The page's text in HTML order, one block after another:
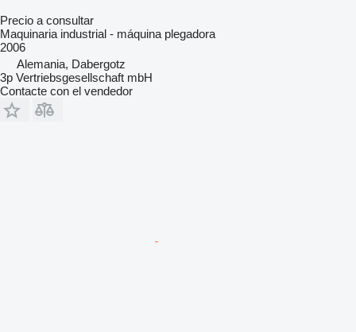
Precio a consultar
Maquinaria industrial - máquina plegadora
2006
Alemania, Dabergotz
3p Vertriebsgesellschaft mbH
Contacte con el vendedor